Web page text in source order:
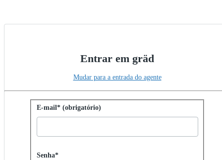
Entrar em gräd
Mudar para a entrada do agente
Entrar com senha
E-mail* (obrigatório)
Password hidden
Senha*